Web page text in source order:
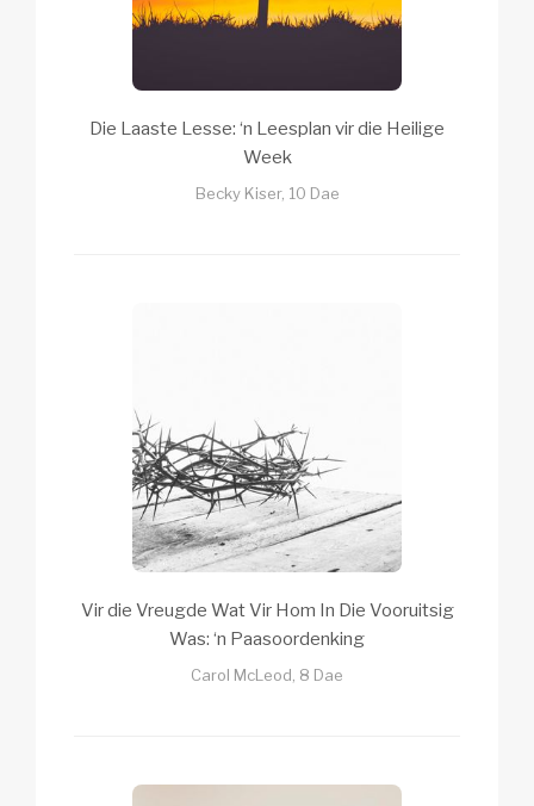
Die Laaste Lesse: ‘n Leesplan vir die Heilige
Week
Becky Kiser, 10 Dae
Vir die Vreugde Wat Vir Hom In Die Vooruitsig
Was: ‘n Paasoordenking
Carol McLeod, 8 Dae